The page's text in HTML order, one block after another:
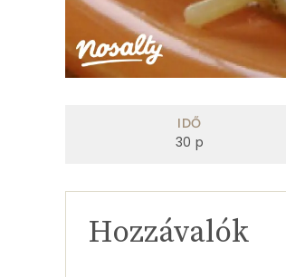
IDŐ
30 p
Hozzávalók